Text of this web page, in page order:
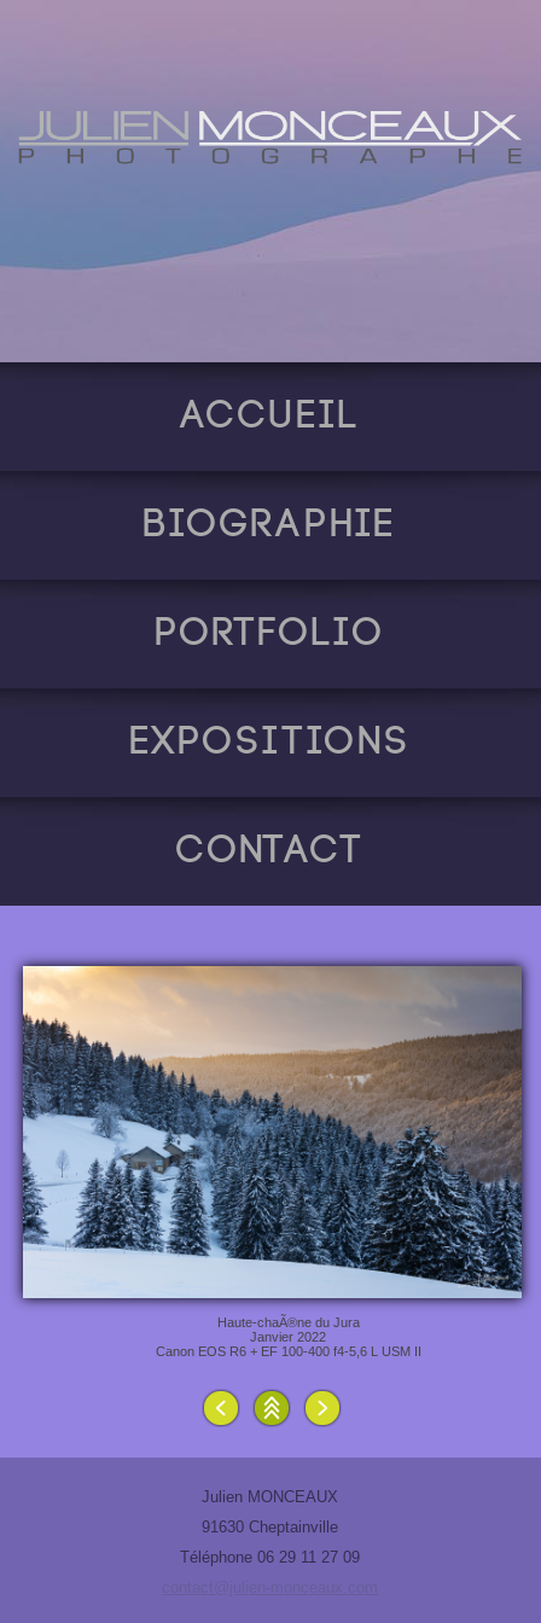
Accueil
Biographie
Portfolio
Expositions
Contact
Haute-chaÃ®ne du Jura
Janvier 2022
Canon EOS R6 + EF 100-400 f4-5,6 L USM II
Julien MONCEAUX
91630 Cheptainville
Téléphone 06 29 11 27 09
contact@julien-monceaux.com